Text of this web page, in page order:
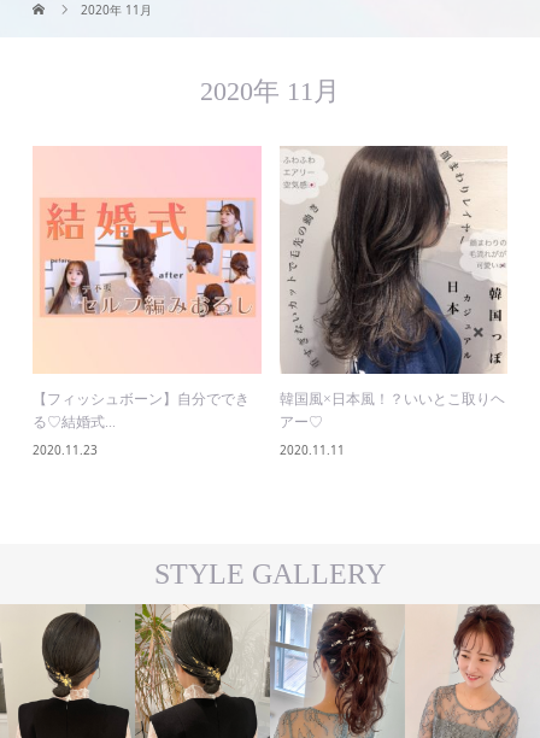
2020年 11月
2020年 11月
【フィッシュボーン】自分ででき
る♡結婚式...
2020.11.23
韓国風×日本風！？いいとこ取りヘ
アー♡
2020.11.11
STYLE GALLERY